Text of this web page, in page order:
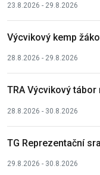
23.8.2026 - 29.8.2026
Výcvikový kemp
28.8.2026 - 29.8.2026
TRA Výcvikový
28.8.2026 - 30.8.2026
TG Reprezentační
29.8.2026 - 30.8.2026